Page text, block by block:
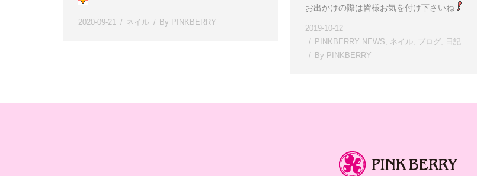
2020-09-21 ネイル By PINKBERRY
お出かけの際は皆様お気を付け下さいね
2019-10-12
PINKBERRY NEWS, ネイル, ブログ, 日記
By PINKBERRY